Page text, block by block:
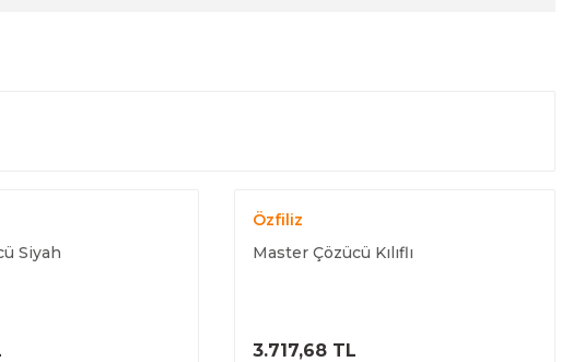
Siyah
İNCELE
Özfiliz
Master Çözücü Kılıflı
3.717,68 TL
ÜRÜNÜ İNCELE